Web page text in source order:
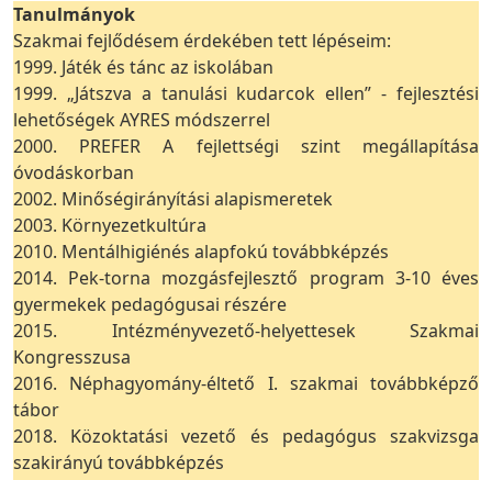
Tanulmányok
Szakmai fejlődésem érdekében tett lépéseim:
1999. Játék és tánc az iskolában
1999. „Játszva a tanulási kudarcok ellen” - fejlesztési
lehetőségek AYRES módszerrel
2000. PREFER A fejlettségi szint megállapítása
óvodáskorban
2002. Minőségirányítási alapismeretek
2003. Környezetkultúra
2010. Mentálhigiénés alapfokú továbbképzés
2014. Pek-torna mozgásfejlesztő program 3-10 éves
gyermekek pedagógusai részére
2015. Intézményvezető-helyettesek Szakmai
Kongresszusa
2016. Néphagyomány-éltető I. szakmai továbbképző
tábor
2018. Közoktatási vezető és pedagógus szakvizsga
szakirányú továbbképzés